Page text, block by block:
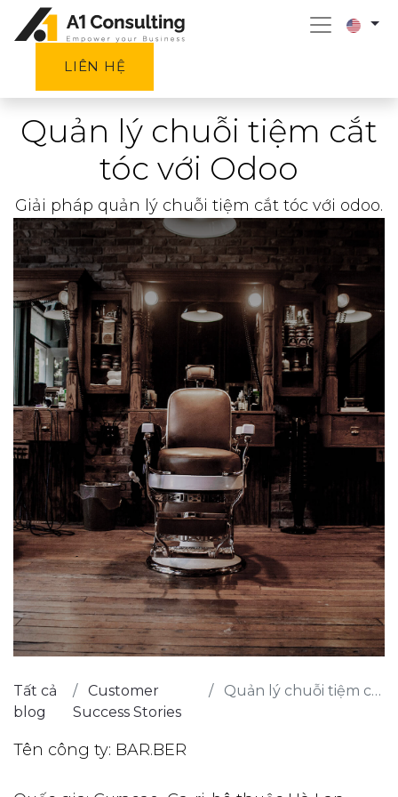
LIÊN HỆ
Quản lý chuỗi tiệm cắt
tóc với Odoo
Giải pháp quản lý chuỗi tiệm cắt tóc với odoo.
Tất cả
blog
Customer
Success Stories
Quản lý chuỗi tiệm cắt tóc với Odoo
Tên công ty: BAR.BER